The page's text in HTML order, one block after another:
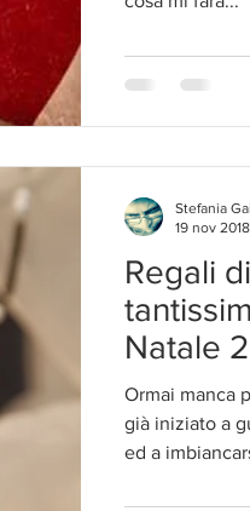
Regali
Natale
Ormai manca
già iniziato a
ed a
Stefania
19 nov 2018